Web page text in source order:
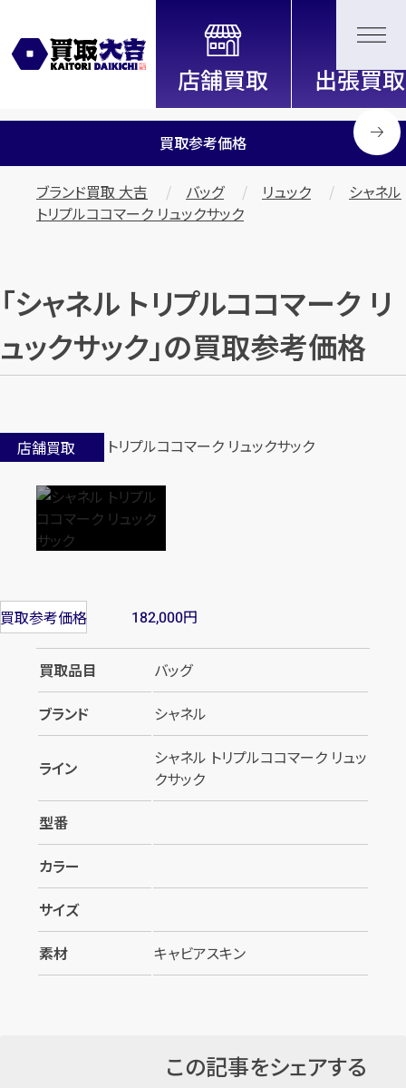
全国2200店舗以上展開中！
信頼と実績の買取専門店「買取大
吉」
カンタン無料
買取参考価格
ブランド買取 大吉 バッグ リュック
シャネル
トリプルココマーク リュックサック
「シャネル トリプルココマーク リ
ュックサック」の買取参考価格
店舗買取
買取参考価格 182,000円
買取品目
バッグ
ブランド
シャネル
ライン
シャネル トリプルココマーク リュッ
クサック
型番
カラー
サイズ
素材
キャビアスキン
この記事をシェアする